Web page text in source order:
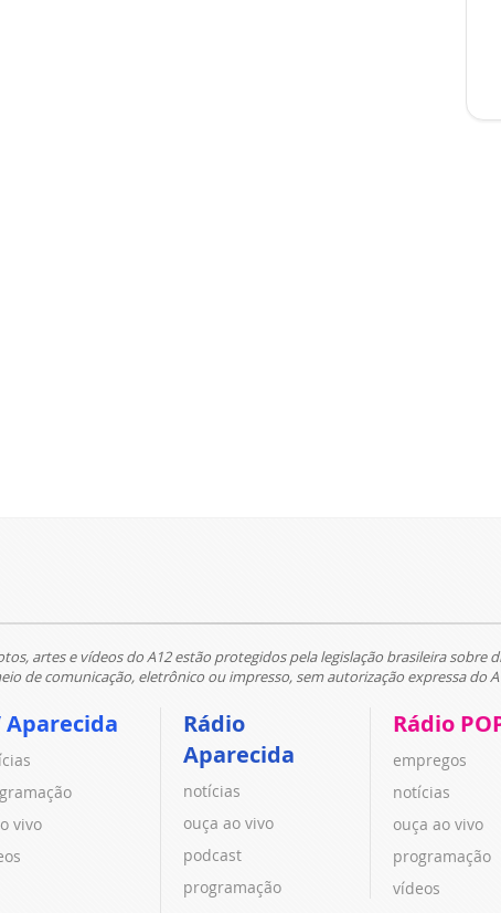
artes e vídeos do A12 estão protegidos pela legislação brasileira sobre
de comunicação, eletrônico ou impresso, sem autorização expressa do
Aparecida
vivo
Rádio
Aparecida
notícias
ouça ao vivo
podcast
programação
Rádio
empregos
notícias
ouça ao vivo
programação
vídeos